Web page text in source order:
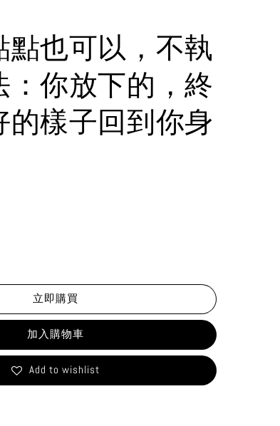
點也可以，不執
：你放下的，終
的樣子回到你身
立即購買
加入購物車
Add to wishlist